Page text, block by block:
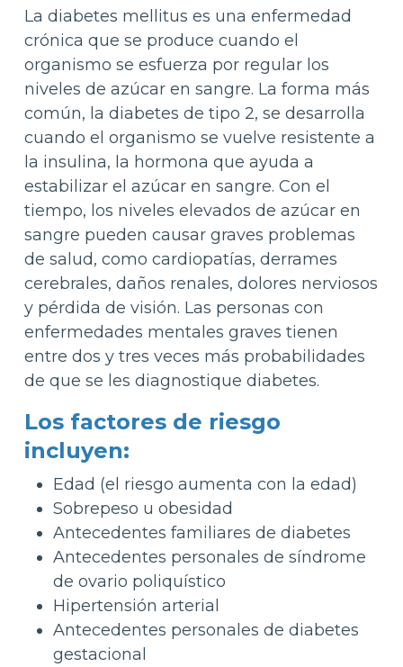
La diabetes mellitus es una enfermedad
crónica que se produce cuando el
organismo se esfuerza por regular los
niveles de azúcar en sangre. La forma más
común, la diabetes de tipo 2, se desarrolla
cuando el organismo se vuelve resistente a
la insulina, la hormona que ayuda a
estabilizar el azúcar en sangre. Con el
tiempo, los niveles elevados de azúcar en
sangre pueden causar graves problemas
de salud, como cardiopatías, derrames
cerebrales, daños renales, dolores nerviosos
y pérdida de visión. Las personas con
enfermedades mentales graves tienen
entre dos y tres veces más probabilidades
de que se les diagnostique diabetes.
Los factores de riesgo
incluyen:
Edad (el riesgo aumenta con la edad)
Sobrepeso u obesidad
Antecedentes familiares de diabetes
Antecedentes personales de síndrome
de ovario poliquístico
Hipertensión arterial
Antecedentes personales de diabetes
gestacional